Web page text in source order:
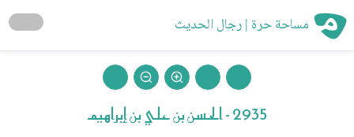
مساحة حرة | رجال الحديث
2935 - الحسن بن علي بن إبراهيم